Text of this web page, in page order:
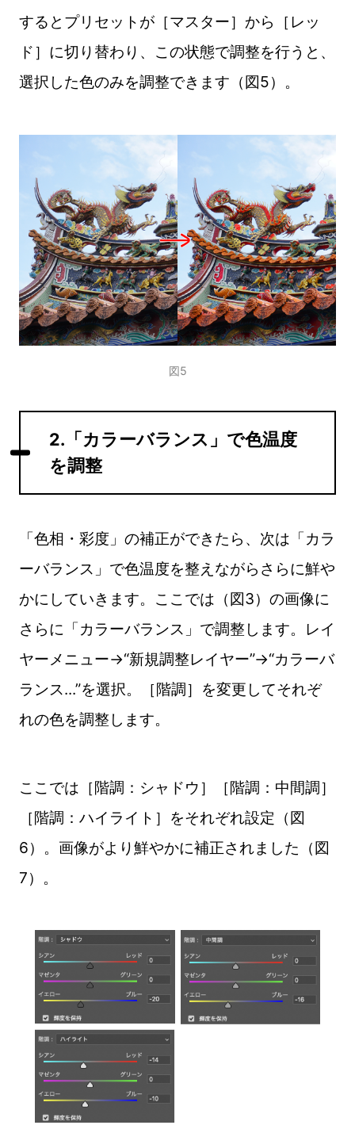
するとプリセットが［マスター］から［レッ
ド］に切り替わり、この状態で調整を行うと、
選択した色のみを調整できます（図5）。
図5
2.「カラーバランス」で色温度
を調整
「色相・彩度」の補正ができたら、次は「カラ
ーバランス」で色温度を整えながらさらに鮮や
かにしていきます。ここでは（図3）の画像に
さらに「カラーバランス」で調整します。レイ
ヤーメニュー→“新規調整レイヤー”→“カラーバ
ランス...”を選択。［階調］を変更してそれぞ
れの色を調整します。
ここでは［階調：シャドウ］［階調：中間調］
［階調：ハイライト］をそれぞれ設定（図
6）。画像がより鮮やかに補正されました（図
7）。